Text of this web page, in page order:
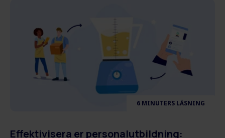
6 MINUTERS LÄSNING
Effektivisera er personalutbildning: